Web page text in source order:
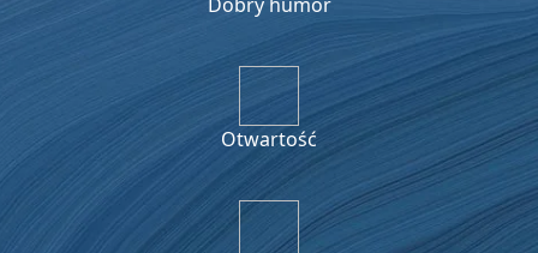
Otwartość